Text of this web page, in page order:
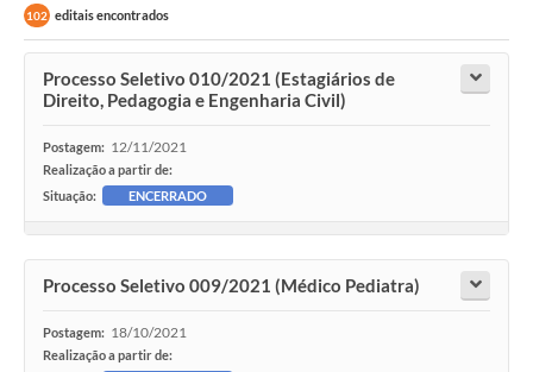
102 editais encontrados
Processo Seletivo 010/2021 (Estagiários de
Direito, Pedagogia e Engenharia Civil)
Postagem: 12/11/2021
Realização a partir de:
Situação:
ENCERRADO
Processo Seletivo 009/2021 (Médico Pediatra)
Postagem: 18/10/2021
Realização a partir de: